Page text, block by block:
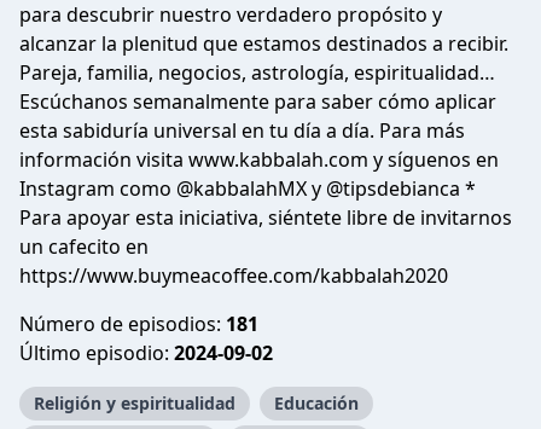
para descubrir nuestro verdadero propósito y
alcanzar la plenitud que estamos destinados a recibir.
Pareja, familia, negocios, astrología, espiritualidad…
Escúchanos semanalmente para saber cómo aplicar
esta sabiduría universal en tu día a día. Para más
información visita www.kabbalah.com y síguenos en
Instagram como @kabbalahMX y @tipsdebianca *
Para apoyar esta iniciativa, siéntete libre de invitarnos
un cafecito en
https://www.buymeacoffee.com/kabbalah2020
Número de episodios: 181
Último episodio: 2024-09-02
Religión y espiritualidad
Educación